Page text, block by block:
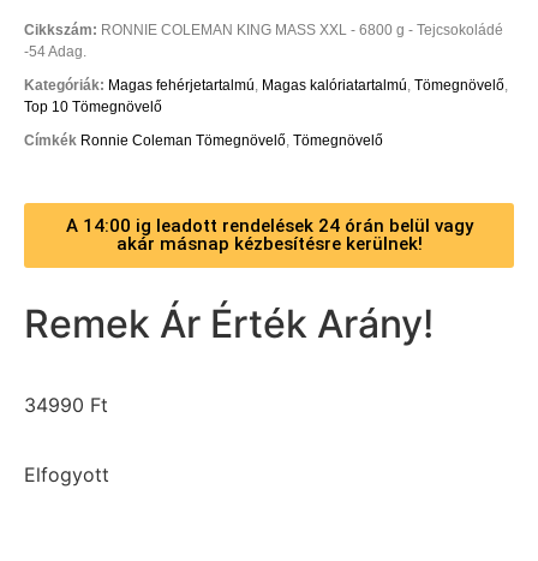
Cikkszám: RONNIE COLEMAN KING MASS XXL - 6800 g - Tejcsokoládé
-54 Adag.
Kategóriák: Magas fehérjetartalmú, Magas kalóriatartalmú, Tömegnövelő,
Top 10 Tömegnövelő
Címkék Ronnie Coleman Tömegnövelő, Tömegnövelő
A 14:00 ig leadott rendelések 24 órán belül vagy
akár másnap kézbesítésre kerülnek!
Remek Ár Érték Arány!
34990 Ft
Elfogyott